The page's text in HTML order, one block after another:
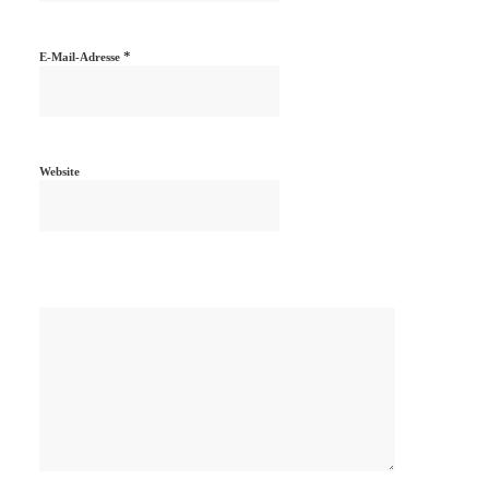
E-Mail-Adresse *
Website